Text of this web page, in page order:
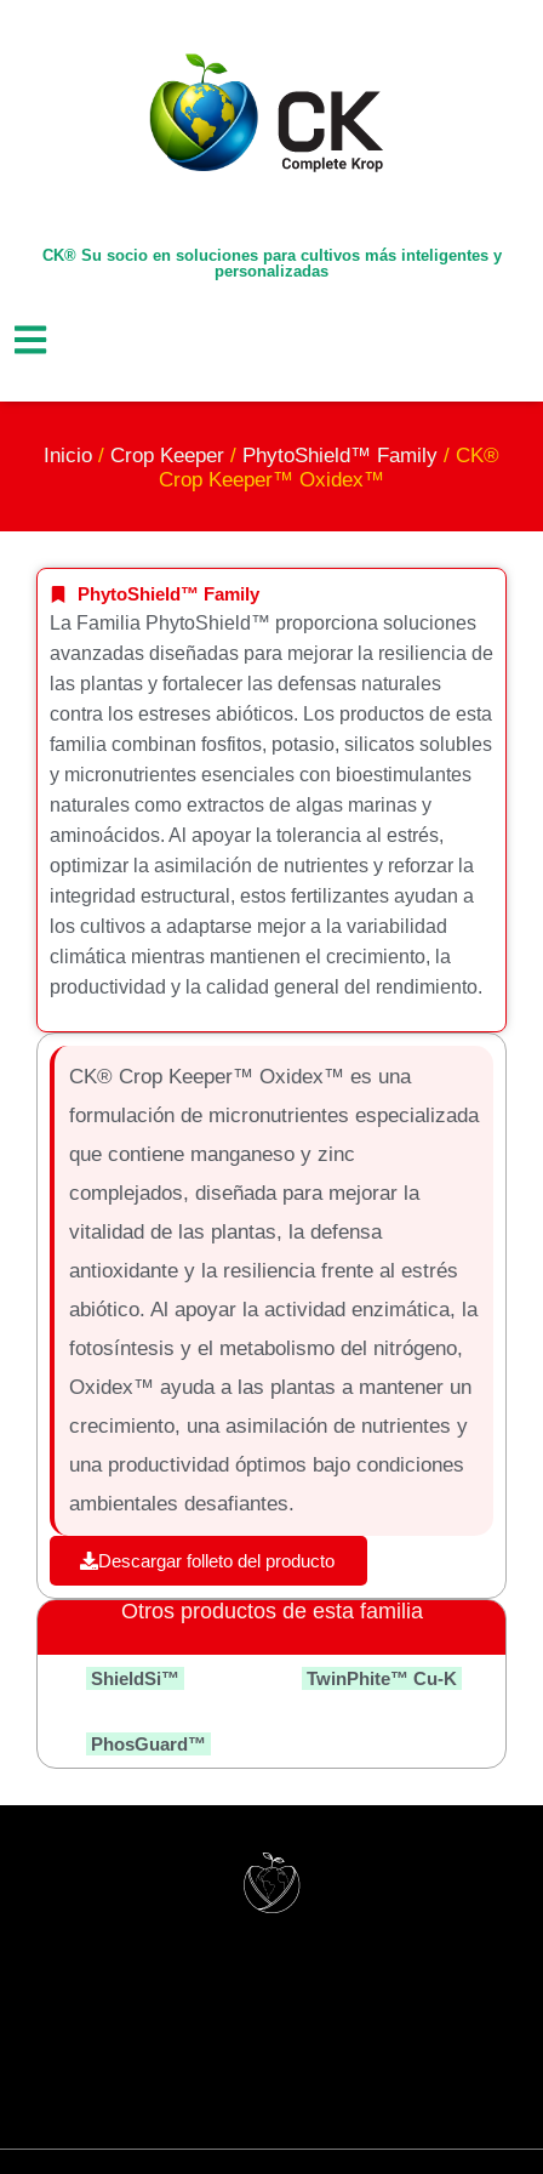
CK® Su socio en soluciones para cultivos más inteligentes y
personalizadas
Inicio / Crop Keeper / PhytoShield™ Family / CK®
Crop Keeper™ Oxidex™
Otros productos de esta familia
ShieldSi™ TwinPhite™ Cu-K
PhosGuard™
PhytoShield™ Family
La Familia PhytoShield™ proporciona soluciones
avanzadas diseñadas para mejorar la resiliencia de
las plantas y fortalecer las defensas naturales
contra los estreses abióticos. Los productos de esta
familia combinan fosfitos, potasio, silicatos solubles
y micronutrientes esenciales con bioestimulantes
naturales como extractos de algas marinas y
aminoácidos. Al apoyar la tolerancia al estrés,
optimizar la asimilación de nutrientes y reforzar la
integridad estructural, estos fertilizantes ayudan a
los cultivos a adaptarse mejor a la variabilidad
climática mientras mantienen el crecimiento, la
productividad y la calidad general del rendimiento.
CK® Crop Keeper™ Oxidex™ es una
formulación de micronutrientes especializada
que contiene manganeso y zinc
complejados, diseñada para mejorar la
vitalidad de las plantas, la defensa
antioxidante y la resiliencia frente al estrés
abiótico. Al apoyar la actividad enzimática, la
fotosíntesis y el metabolismo del nitrógeno,
Oxidex™ ayuda a las plantas a mantener un
crecimiento, una asimilación de nutrientes y
una productividad óptimos bajo condiciones
ambientales desafiantes.
Descargar folleto del producto